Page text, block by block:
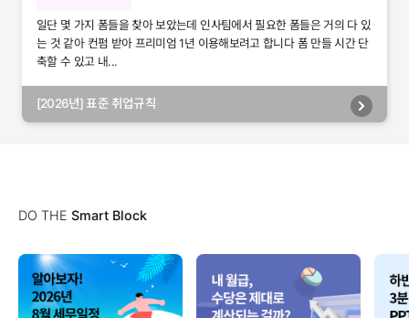
일단 몇 가지 폼들을 찾아 보았는데 인사팀에서 필요한 폼들은 거의 다 있
는 것 같아 컨펌 받아 프리미엄 1년 이용해보려고 합니다 폼 만들 시간 단
축할 수 있고 내...
[2026년] 표준 취업규칙
DO THE Smart Block